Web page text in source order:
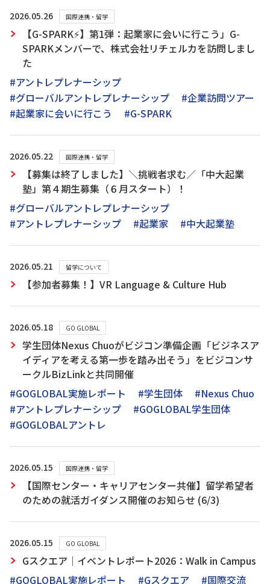
2026.05.26 国際連携・留学
【G-SPARK⚡】第1弾：起業家に会いに行こう」G-
SPARKメンバーで、株式会社リチェルカを訪問しまし
た
#アントレプレナーシップ
#グローバルアントレプレナーシップ
#企業訪問ツアー
#起業家に会いに行こう
#G-SPARK
2026.05.22 国際連携・留学
【募集は終了しました】＼挑戦者求む／「中大起業
塾」第４期生募集（６月スタート）！
#グローバルアントレプレナーシップ
#アントレプレナーシップ
#起業家 #中大起業塾
2026.05.21 留学について
【参加者募集！】VR Language & Culture Hub
2026.05.18 GO GLOBAL
学生団体Nexus Chuoがビジコン準備企画「ビジネスア
イディアを考える第一歩を踏み出そう」をビジコンサ
ークルBizLinkと共同開催
#GOGLOBAL実施レポート
#学生団体
#Nexus Chuo
#アントレプレナーシップ
#GOGLOBAL学生団体
#GOGLOBALアントレ
2026.05.15 国際連携・留学
【国際センター・キャリアセンター共催】留学希望者
のための就活ガイダンス開催のお知らせ (6/3)
2026.05.15 GO GLOBAL
Gスクエア｜イベントレポート2026：Walk in Campus
#GOGLOBAL実施レポート
#Gスクエア #国際交流